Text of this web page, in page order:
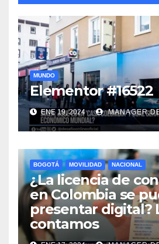
MUNDO
Elementor #16522
ENE 19, 2024
BOGOTÁ MOVILIDAD NACIONAL
¿La licencia de
en Colombia se
presentar digital?
contamos